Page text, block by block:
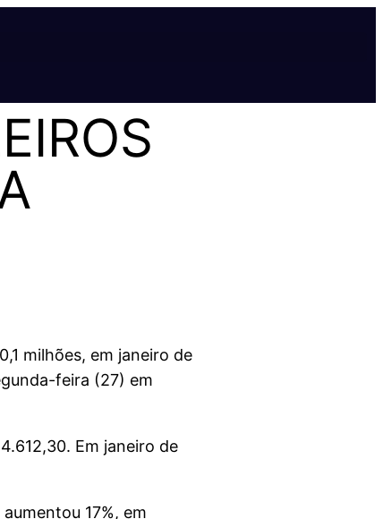
milhões, em janeiro de
feira (27) em
Em janeiro de
17%, em